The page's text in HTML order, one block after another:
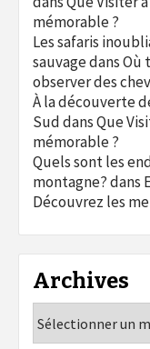
mémorable ?
Les safaris
sauvagedansOù
observer des
À la découverte
SuddansQue
mémorable ?
Quels sont les
montagne?dans
Découvrez les
Archives